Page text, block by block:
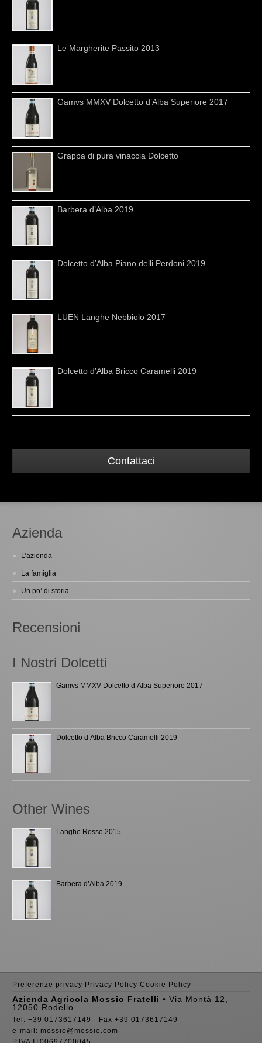
Le Margherite Passito 2013
Gamvs MMXV Dolcetto d’Alba Superiore 2017
Grappa di pura vinaccia Dolcetto
Barbera d’Alba 2019
Dolcetto d’Alba Piano delli Perdoni 2019
LUEN Langhe Nebbiolo 2017
Dolcetto d’Alba Bricco Caramelli 2019
Contattaci
Azienda
L’azienda
La famiglia
Un po’ di storia
Recensioni
I Nostri Dolcetti
Gamvs MMXV Dolcetto d’Alba Superiore 2017
Dolcetto d’Alba Bricco Caramelli 2019
Other Wines
Langhe Rosso 2015
Barbera d’Alba 2019
Preferenze privacy Privacy Policy Cookie Policy
Azienda Agricola Mossio Fratelli • Via Montà 12,
12050 Rodello
Tel. +39 0173617149 - Fax +39 0173617149
e-mail: mossio@mossio.com